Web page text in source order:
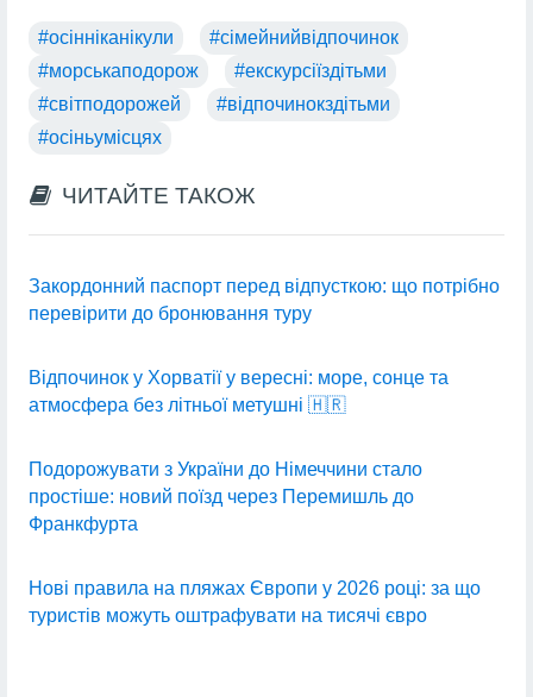
#осінніканікули
#сімейнийвідпочинок
#морськаподорож
#екскурсіїздітьми
#світподорожей
#відпочинокздітьми
#осіньумісцях
ЧИТАЙТЕ ТАКОЖ
Закордонний паспорт перед відпусткою: що потрібно
перевірити до бронювання туру
Відпочинок у Хорватії у вересні: море, сонце та
атмосфера без літньої метушні 🇭🇷
Подорожувати з України до Німеччини стало
простіше: новий поїзд через Перемишль до
Франкфурта
Нові правила на пляжах Європи у 2026 році: за що
туристів можуть оштрафувати на тисячі євро